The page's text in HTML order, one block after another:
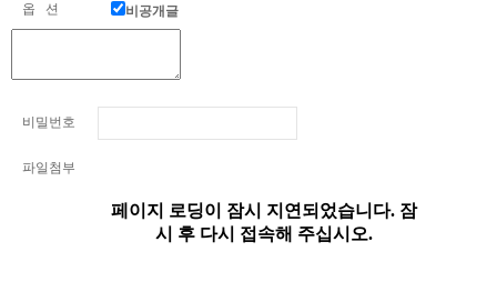
옵 션 비공개글
비밀번호
파일첨부